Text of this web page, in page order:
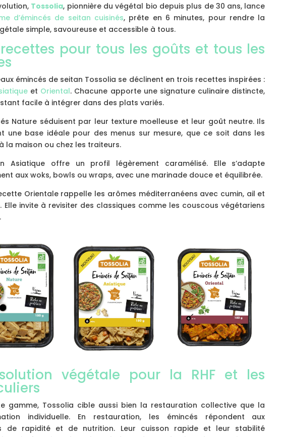
Tossolia, pionnière du végétal bio depuis plus de 30 ans, lance
d’émincés de seitan cuisinés, prête en 6 minutes, pour rendre la
simple, savoureuse et accessible à tous.
pour tous les goûts et tous les
émincés de seitan Tossolia se déclinent en trois recettes inspirées :
et Oriental. Chacune apporte une signature culinaire distincte,
facile à intégrer dans des plats variés.
Nature séduisent par leur texture moelleuse et leur goût neutre. Ils
une base idéale pour des menus sur mesure, que ce soit dans les
la maison ou chez les traiteurs.
Asiatique offre un profil légèrement caramélisé. Elle s’adapte
aux woks, bowls ou wraps, avec une marinade douce et équilibrée.
Orientale rappelle les arômes méditerranéens avec cumin, ail et
Elle invite à revisiter des classiques comme les couscous végétariens
végétale pour la RHF et les
gamme, Tossolia cible aussi bien la restauration collective que la
individuelle. En restauration, les émincés répondent aux
de rapidité et de nutrition. Leur cuisson rapide et leur stabilité